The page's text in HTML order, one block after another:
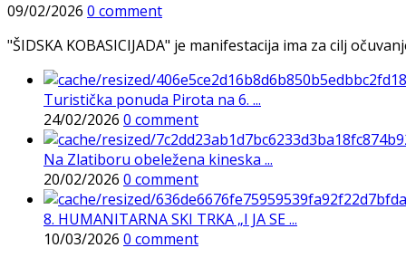
09/02/2026 0 comment
"ŠIDSKA KOBASICIJADA" je manifestacija ima za cilj
Turistička ponuda Pirota na 6. ...
24/02/2026 0 comment
Na Zlatiboru obeležena kineska ...
20/02/2026 0 comment
8. HUMANITARNA SKI TRKA „I JA SE ...
10/03/2026 0 comment